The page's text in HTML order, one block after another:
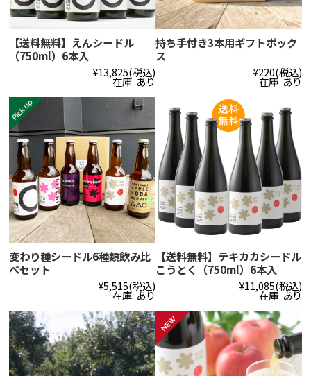
【送料無料】えんシードル
（750ml）6本入
¥13,825(税込)
在庫 あり
持ち手付き3本用ギフトボック
ス
¥220(税込)
在庫 あり
変わり種シードル6種類飲み比
べセット
¥5,515(税込)
在庫 あり
【送料無料】テキカカシードル
こうとく（750ml）6本入
¥11,085(税込)
在庫 あり